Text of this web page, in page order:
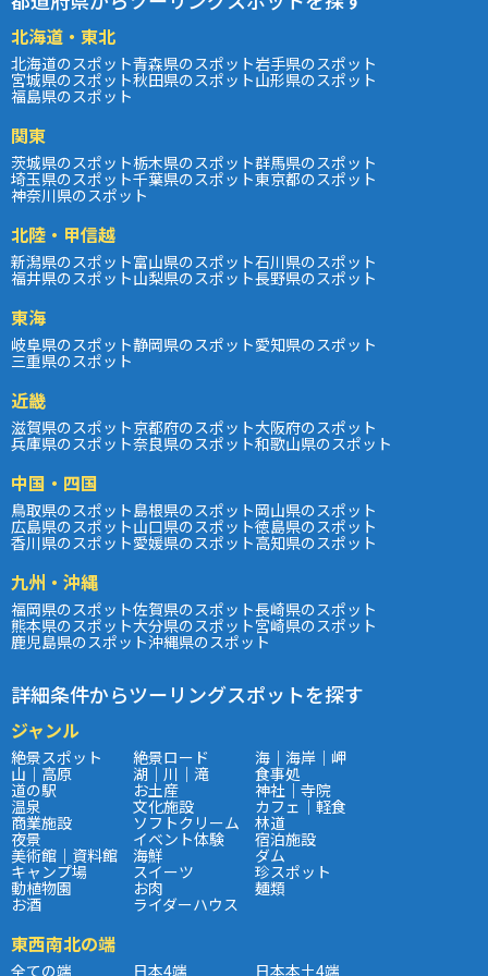
北海道・東北
北海道のスポット青森県のスポット岩手県のスポット
宮城県のスポット秋田県のスポット山形県のスポット
福島県のスポット
関東
茨城県のスポット栃木県のスポット群馬県のスポット
埼玉県のスポット千葉県のスポット東京都のスポット
神奈川県のスポット
北陸・甲信越
新潟県のスポット富山県のスポット石川県のスポット
福井県のスポット山梨県のスポット長野県のスポット
東海
岐阜県のスポット静岡県のスポット愛知県のスポット
三重県のスポット
近畿
滋賀県のスポット京都府のスポット大阪府のスポット
兵庫県のスポット奈良県のスポット和歌山県のスポット
中国・四国
鳥取県のスポット島根県のスポット岡山県のスポット
広島県のスポット山口県のスポット徳島県のスポット
香川県のスポット愛媛県のスポット高知県のスポット
九州・沖縄
福岡県のスポット佐賀県のスポット長崎県のスポット
熊本県のスポット大分県のスポット宮崎県のスポット
鹿児島県のスポット沖縄県のスポット
詳細条件からツーリングスポットを探す
ジャンル
絶景スポット 絶景ロード 海｜海岸｜岬
山｜高原 湖｜川｜滝 食事処
道の駅 お土産 神社｜寺院
温泉 文化施設 カフェ｜軽食
商業施設 ソフトクリーム 林道
夜景 イベント体験 宿泊施設
美術館｜資料館 海鮮 ダム
キャンプ場 スイーツ 珍スポット
動植物園 お肉 麺類
お酒 ライダーハウス
東西南北の端
全ての端 日本4端 日本本土4端